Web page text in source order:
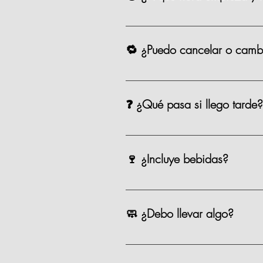
Las clases comienzan
🔁 ¿Puedo cancelar o
Sí, puedes cancelar o reagendar
❓ ¿Qué pasa si llego tarde?
Si llegas después de los
🍷 ¿Incluye bebidas?
Incluye una copa de vino o
🧼 ¿Debo llevar algo?
No, tú solo llegas con ganas de